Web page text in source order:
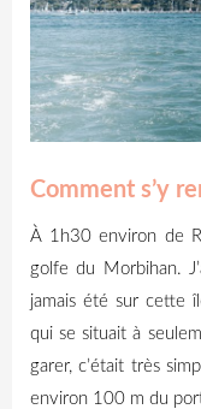
Comment s’y
À 1h30 environ de
golfe du Morbihan.
jamais été sur cette
qui se situait à
garer, c’était très
environ 100 m du